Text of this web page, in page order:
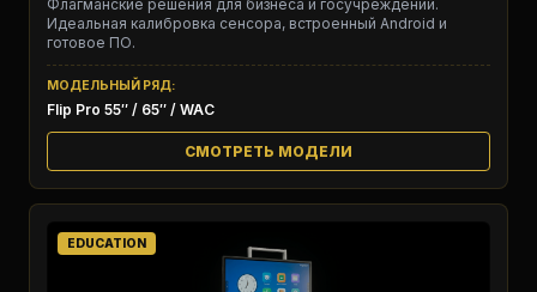
Флагманские решения для бизнеса и госучреждений.
Идеальная калибровка сенсора, встроенный Android и
готовое ПО.
МОДЕЛЬНЫЙ РЯД:
Flip Pro 55″ / 65″ / WAC
СМОТРЕТЬ МОДЕЛИ
EDUCATION